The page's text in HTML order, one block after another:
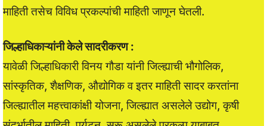
माहिती तसेच विविध प्रकल्पांची माहिती जाणून घेतली.
जिल्हाधिकाऱ्यांनी केले सादरीकरण :
यावेळी जिल्हाधिकारी विनय गौडा यांनी जिल्ह्याची भौगोलिक,
सांस्कृतिक, शैक्षणिक, औद्योगिक व इतर माहिती सादर करतांना
जिल्ह्यातील महत्त्वाकांक्षी योजना, जिल्ह्यात असलेले उद्योग, कृषी